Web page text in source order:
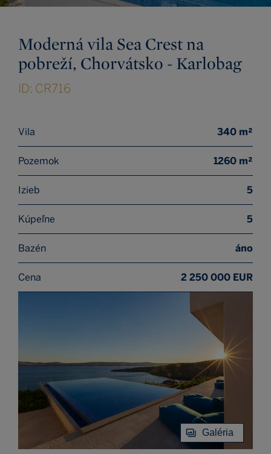
Galéria
Moderná vila Sea Crest na
pobreží, Chorvátsko - Karlobag
ID: CR716
Vila 340 m²
Pozemok 1260 m²
Izieb 5
Kúpeľne 5
Bazén áno
Cena 2 250 000 EUR